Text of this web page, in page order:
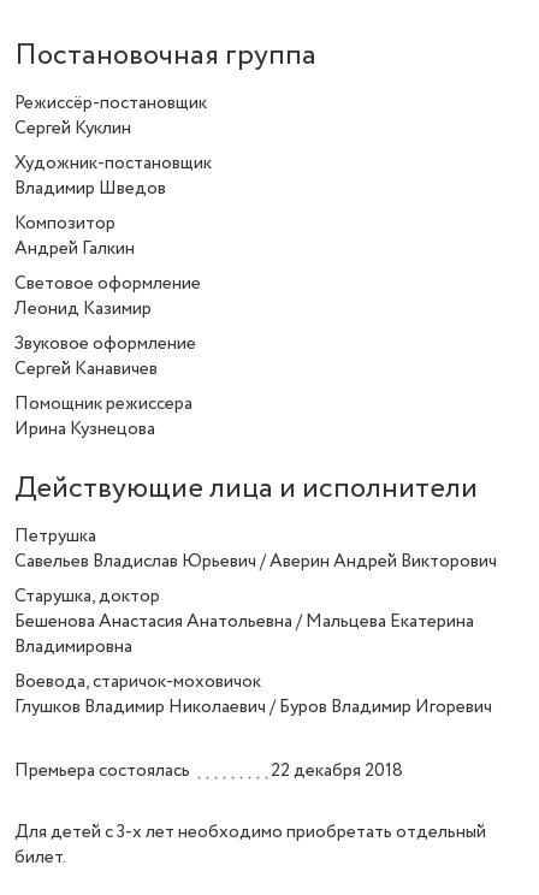
Постановочная группа
Режиссёр-постановщик
Сергей Куклин
Художник-постановщик
Владимир Шведов
Композитор
Андрей Галкин
Световое оформление
Леонид Казимир
Звуковое оформление
Сергей Канавичев
Помощник режиссера
Ирина Кузнецова
Действующие лица и исполнители
Петрушка
Савельев Владислав Юрьевич / Аверин Андрей Викторович
Старушка, доктор
Бешенова Анастасия Анатольевна / Мальцева Екатерина
Владимировна
Воевода, старичок-моховичок
Глушков Владимир Николаевич / Буров Владимир Игоревич
Премьера состоялась 22 декабря 2018
Для детей с 3-х лет необходимо приобретать отдельный
билет.